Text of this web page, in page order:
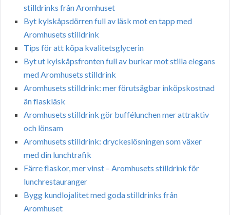
stilldrinks från Aromhuset
Byt kylskåpsdörren full av läsk mot en tapp med
Aromhusets stilldrink
Tips för att köpa kvalitetsglycerin
Byt ut kylskåpsfronten full av burkar mot stilla elegans
med Aromhusets stilldrink
Aromhusets stilldrink: mer förutsägbar inköpskostnad
än flaskläsk
Aromhusets stilldrink gör buffélunchen mer attraktiv
och lönsam
Aromhusets stilldrink: dryckeslösningen som växer
med din lunchtrafik
Färre flaskor, mer vinst – Aromhusets stilldrink för
lunchrestauranger
Bygg kundlojalitet med goda stilldrinks från
Aromhuset